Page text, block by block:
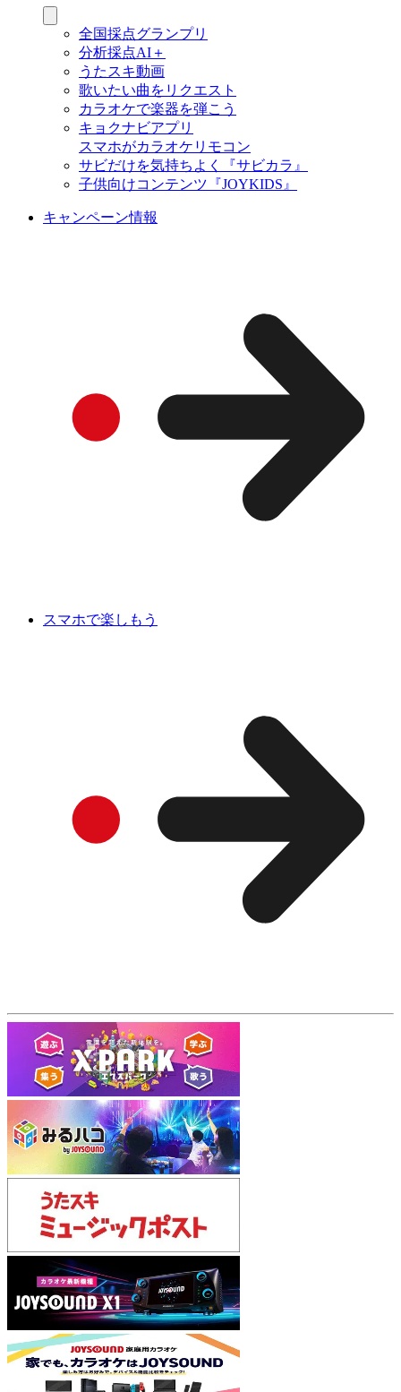
全国採点グランプリ
分析採点AI＋
うたスキ動画
歌いたい曲をリクエスト
カラオケで楽器を弾こう
キョクナビアプリ
スマホがカラオケリモコン
サビだけを気持ちよく『サビカラ』
子供向けコンテンツ『JOYKIDS』
キャンペーン情報
スマホで楽しもう